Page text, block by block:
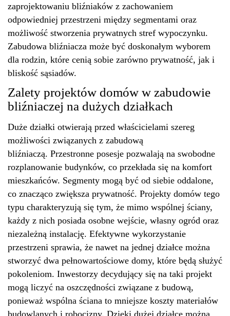
zaprojektowaniu bliźniaków z zachowaniem
odpowiedniej przestrzeni między segmentami oraz
możliwość stworzenia prywatnych stref wypoczynku.
Zabudowa bliźniacza może być doskonałym wyborem
dla rodzin, które cenią sobie zarówno prywatność, jak i
bliskość sąsiadów.
Zalety projektów domów w zabudowie
bliźniaczej na dużych działkach
Duże działki otwierają przed właścicielami szereg
możliwości związanych z zabudową
bliźniaczą. Przestronne posesje pozwalają na swobodne
rozplanowanie budynków, co przekłada się na komfort
mieszkańców. Segmenty mogą być od siebie oddalone,
co znacząco zwiększa prywatność. Projekty domów tego
typu charakteryzują się tym, że mimo wspólnej ściany,
każdy z nich posiada osobne wejście, własny ogród oraz
niezależną instalację. Efektywne wykorzystanie
przestrzeni sprawia, że nawet na jednej działce można
stworzyć dwa pełnowartościowe domy, które będą służyć
pokoleniom. Inwestorzy decydujący się na taki projekt
mogą liczyć na oszczędności związane z budową,
ponieważ wspólna ściana to mniejsze koszty materiałów
budowlanych i robocizny. Dzięki dużej działce można